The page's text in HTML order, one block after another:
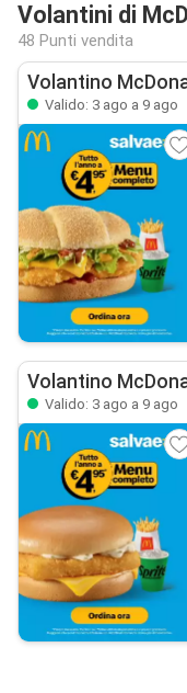
Volantini di
48 Punti vendita
Volantino
Valido: 3 ago a 9 ago
Volantino
Valido: 3 ago a 9 ago